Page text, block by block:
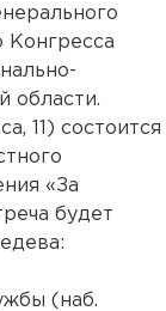
Конгресса
области.
11) состоится
«За
будет
(наб.